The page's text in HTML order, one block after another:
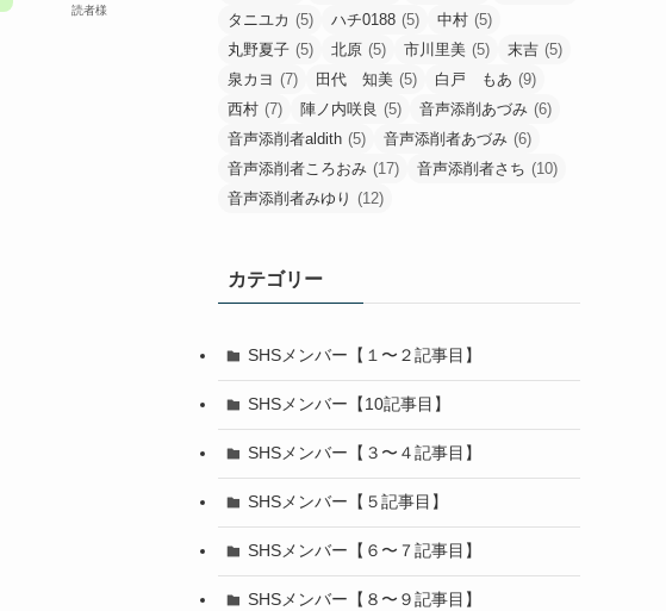
読者様
タニユカ (5) ハチ0188 (5) 中村 (5)
丸野夏子 (5) 北原 (5) 市川里美 (5) 末吉 (5)
泉カヨ (7) 田代 知美 (5) 白戸 もあ (9)
西村 (7) 陣ノ内咲良 (5) 音声添削あづみ (6)
音声添削者aldith (5) 音声添削者あづみ (6)
音声添削者ころおみ (17) 音声添削者さち (10)
音声添削者みゆり (12)
カテゴリー
SHSメンバー【１〜２記事目】
SHSメンバー【10記事目】
SHSメンバー【３〜４記事目】
SHSメンバー【５記事目】
SHSメンバー【６〜７記事目】
SHSメンバー【８〜９記事目】